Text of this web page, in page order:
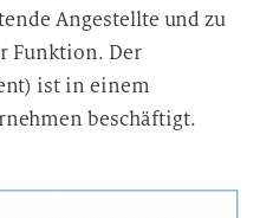
Angestellte und zu
Funktion. Der
ist in einem
beschäftigt.